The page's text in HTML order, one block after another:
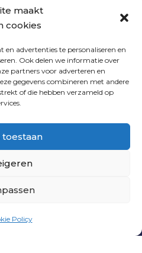
maakt
cookies
advertenties te personaliseren en
Ook delen we informatie over
partners voor adverteren en
gegevens combineren met andere
of die hebben verzameld op
toestaan
Policy
ONS
DOOR